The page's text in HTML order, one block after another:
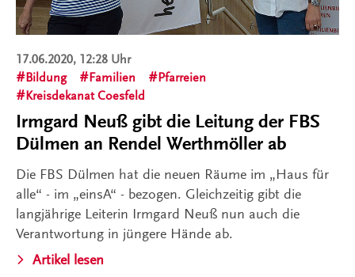
17.06.2020, 12:28 Uhr
Bildung
Familien
Pfarreien
Kreisdekanat Coesfeld
Irmgard Neuß gibt die Leitung der FBS
Dülmen an Rendel Werthmöller ab
Die FBS Dülmen hat die neuen Räume im „Haus für
alle“ - im „einsA“ - bezogen. Gleichzeitig gibt die
langjährige Leiterin Irmgard Neuß nun auch die
Verantwortung in jüngere Hände ab.
Artikel lesen